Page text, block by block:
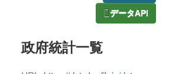
データAPI
政府統計一覧